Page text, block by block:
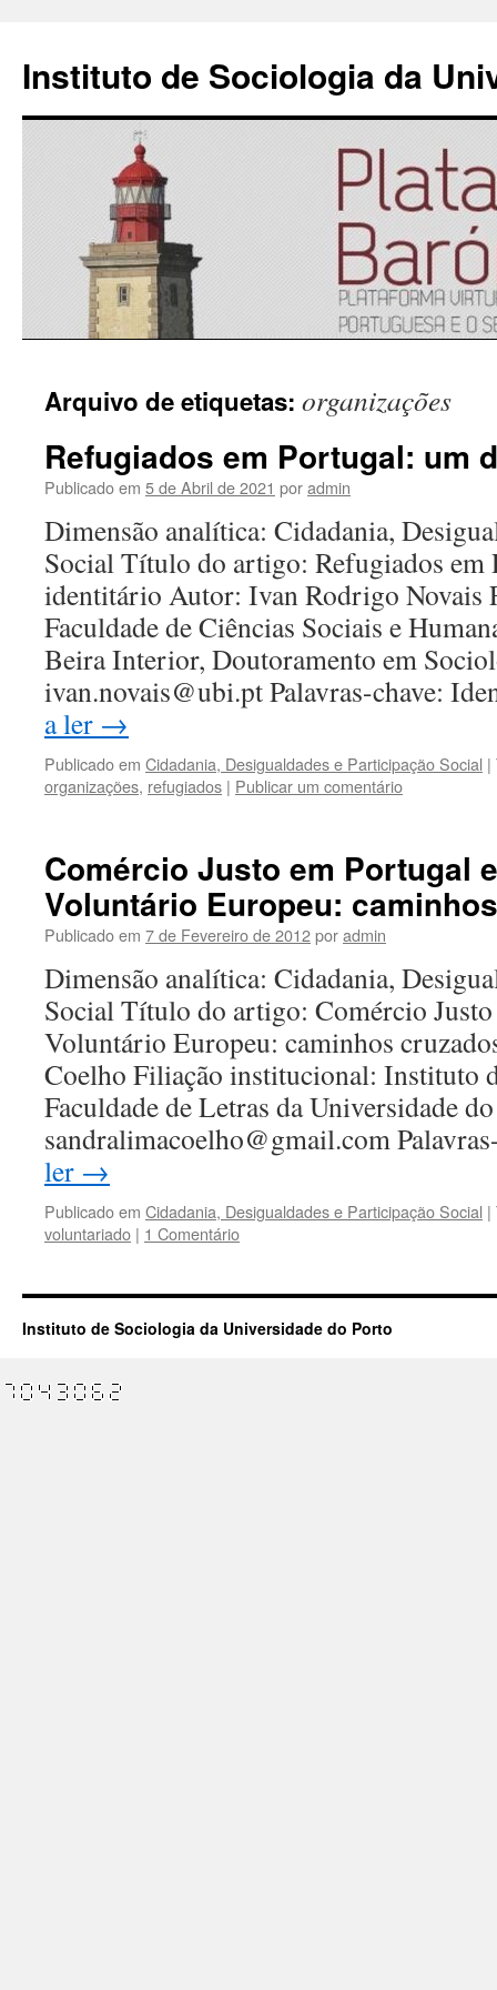
Instituto de Sociologia da
para
conteúdo
Arquivo de etiquetas: organizações
Refugiados em Portugal: um
Publicado em 5 de Abril de 2021 poradmin
Dimensão analítica: Cidadania,
Social Título do artigo: Refugiados em
identitário Autor: Ivan Rodrigo Novais
Faculdade de Ciências Sociais e
Beira Interior, Doutoramento em
ivan.novais@ubi.pt Palavras-chave:
a ler →
Publicado em Cidadania, Desigualdades e Participação Social |
organizações, refugiados | Publicar um comentário
Comércio Justo em Portugal
Voluntário Europeu:
Publicado em 7 de Fevereiro de 2012poradmin
Dimensão analítica: Cidadania,
Social Título do artigo: Comércio
Voluntário Europeu: caminhos
Coelho Filiação institucional: Instituto
Faculdade de Letras da Universidade
sandralimacoelho@gmail.com
ler →
Publicado em Cidadania, Desigualdades e Participação Social |
voluntariado | 1 Comentário
Instituto de Sociologia da Universidade do Porto